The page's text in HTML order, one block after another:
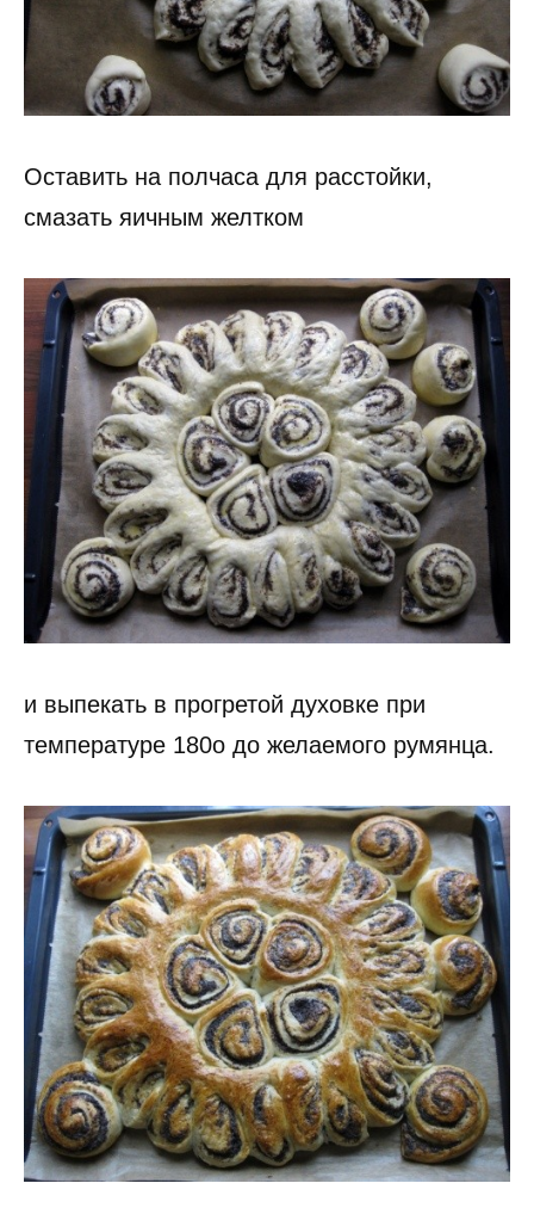
Оставить на полчаса для расстойки,
смазать яичным желтком
и выпекать в прогретой духовке при
температуре 180о до желаемого румянца.